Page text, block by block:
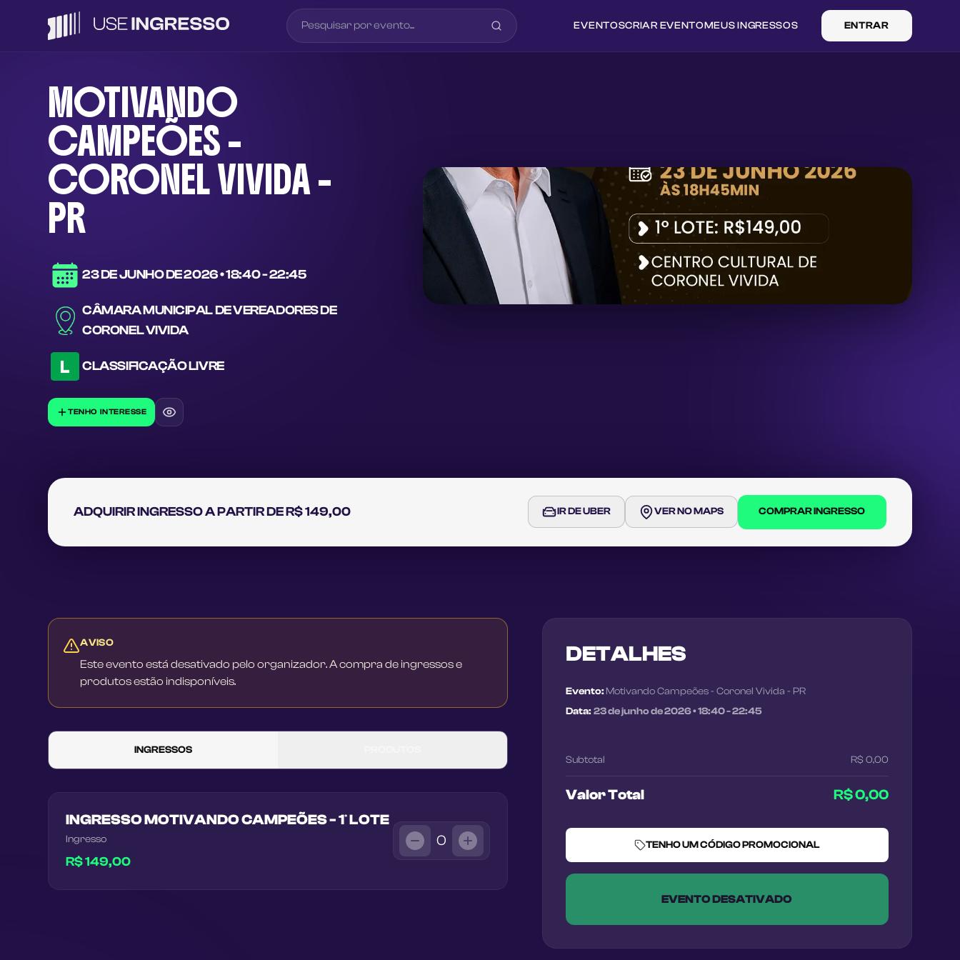
EVENTOSCRIAR EVENTOMEUS INGRESSOS ENTRAR
MOTIVANDO
CAMPEÕES -
CORONEL VIVIDA -
PR
23 DE JUNHO DE 2026•18:40 - 22:45
CÂMARA MUNICIPAL DE VEREADORES DE
CORONEL VIVIDA
CLASSIFICAÇÃOLIVRE
TENHO INTERESSE
ADQUIRIR INGRESSO A PARTIR DE R$ 149,00 IR DE UBER VER NO MAPS COMPRAR INGRESSO
AVISO
Este evento está desativado pelo organizador. A compra de ingressos e
produtos estão indisponíveis.
INGRESSOS
INGRESSO MOTIVANDO CAMPEÕES - 1º LOTE
Ingresso
R$ 149,00
0
DETALHES
Evento: Motivando Campeões - Coronel Vivida - PR
Data: 23 de junho de 2026•18:40 - 22:45
Subtotal R$ 0,00
Valor Total R$ 0,00
TENHO UM CÓDIGO PROMOCIONAL
EVENTO DESATIVADO